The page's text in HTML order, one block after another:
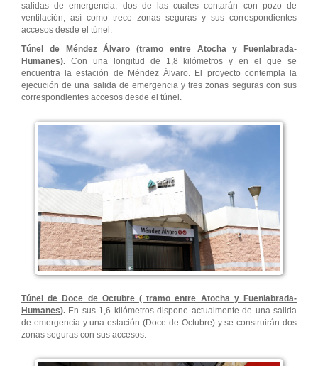
salidas de emergencia, dos de las cuales contarán con pozo de
ventilación, así como trece zonas seguras y sus correspondientes
accesos desde el túnel.
Túnel de Méndez Álvaro (tramo entre Atocha y Fuenlabrada-
Humanes). Con una longitud de 1,8 kilómetros y en el que se
encuentra la estación de Méndez Álvaro. El proyecto contempla la
ejecución de una salida de emergencia y tres zonas seguras con sus
correspondientes accesos desde el túnel.
Túnel de Doce de Octubre ( tramo entre Atocha y Fuenlabrada-
Humanes). En sus 1,6 kilómetros dispone actualmente de una salida
de emergencia y una estación (Doce de Octubre) y se construirán dos
zonas seguras con sus accesos.